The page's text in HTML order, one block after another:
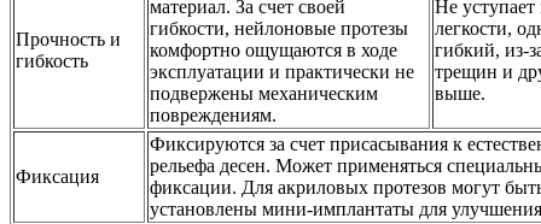
Прочность и
гибкость
материал. За счет своей
гибкости, нейлоновые протезы
комфортно ощущаются в ходе
эксплуатации и практически не
подвержены механическим
повреждениям.
Не
легкости,
гибкий, из-
трещин и
выше.
Фиксация
Фиксируются за счет присасывания к
рельефа десен. Может применяться
фиксации. Для акриловых протезов могут
установлены мини-имплантаты для